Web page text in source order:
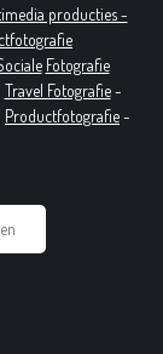
producties -
Fotografie
Travel Fotografie-
Productfotografie-